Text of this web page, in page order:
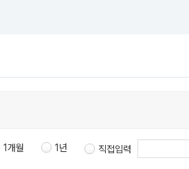
1개월 1년 직접입력